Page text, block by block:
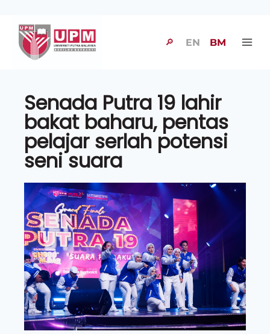
🔎 EN BM
Senada Putra 19 lahir
bakat baharu, pentas
pelajar serlah potensi
seni suara